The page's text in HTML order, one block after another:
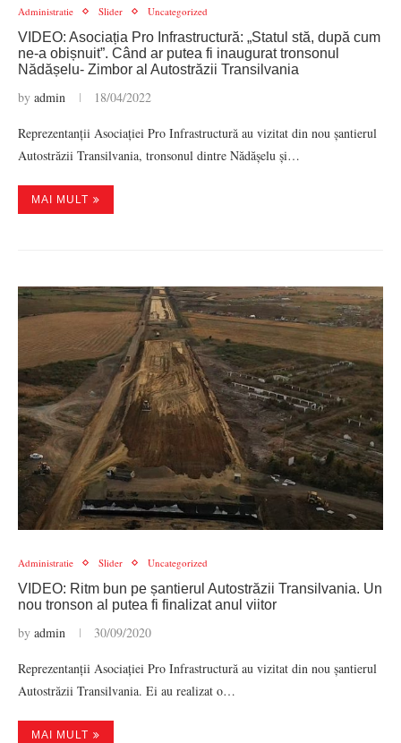
Administratie Slider Uncategorized
VIDEO: Asociația Pro Infrastructură: „Statul stă, după cum
ne-a obișnuit”. Când ar putea fi inaugurat tronsonul
Nădășelu- Zimbor al Autostrăzii Transilvania
by admin 18/04/2022
Reprezentanții Asociației Pro Infrastructură au vizitat din nou șantierul
Autostrăzii Transilvania, tronsonul dintre Nădășelu și…
MAI MULT
Administratie Slider Uncategorized
VIDEO: Ritm bun pe șantierul Autostrăzii Transilvania. Un
nou tronson al putea fi finalizat anul viitor
by admin 30/09/2020
Reprezentanții Asociației Pro Infrastructură au vizitat din nou șantierul
Autostrăzii Transilvania. Ei au realizat o…
MAI MULT